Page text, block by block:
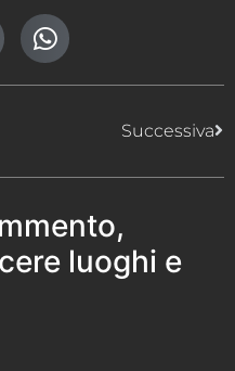
Successiva
luoghi e